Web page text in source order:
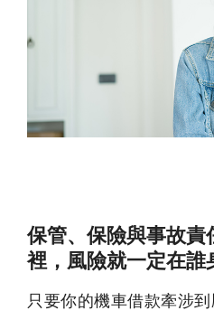
保管、保險與事故責
裡，風險就一定在誰
只要你的機車借款牽涉